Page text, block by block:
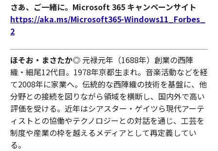
さあ、ご一緒に。Microsoft 365 キャンペーンサイト
https://aka.ms/Microsoft365-Windows11_Forbes_
2
ほそお・まさたか◎ 元禄元年（1688年）創業の西陣
織・細尾12代目。1978年京都生まれ。音楽活動などを経
て2008年に家業へ。伝統的な西陣織の技術を基盤に、他
分野との接続を図りながら領域を横断し、国内外で高い
評価を受ける。近年はシアスター・ゲイツら現代アーテ
ィストとの協働やテクノロジーとの対話を通じ、工芸を
制度や産業の枠を越えるメディアとして再定義してい
る。